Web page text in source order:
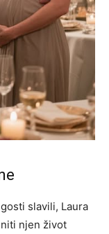
slavili, Laura
njen život